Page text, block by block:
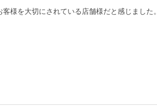
様を大切にされている店舗様だと感じました。